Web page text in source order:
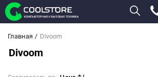
Главная Divoom
Divoom